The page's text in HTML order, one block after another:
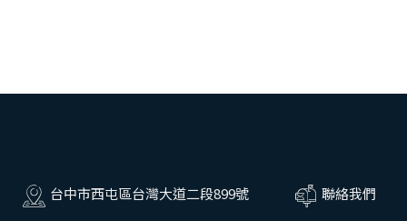
台中市西屯區台灣大道二段899號 聯絡我們